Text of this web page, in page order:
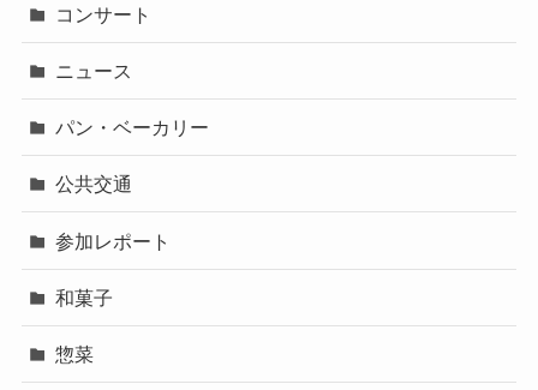
コンサート
ニュース
パン・ベーカリー
公共交通
参加レポート
和菓子
惣菜